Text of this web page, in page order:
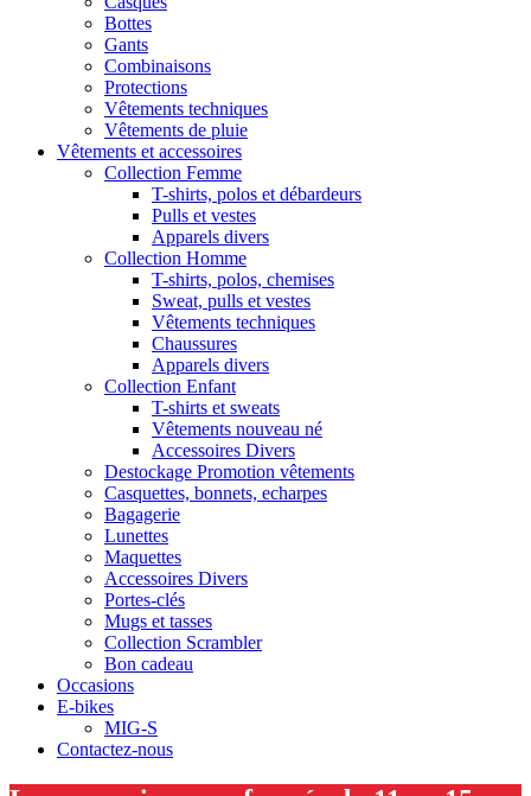
Bottes
Gants
Combinaisons
Protections
Vêtements techniques
Vêtements de pluie
Vêtements et accessoires
Collection Femme
T-shirts, polos et débardeurs
Pulls et vestes
Apparels divers
Collection Homme
T-shirts, polos, chemises
Sweat, pulls et vestes
Vêtements techniques
Chaussures
Apparels divers
Collection Enfant
T-shirts et sweats
Vêtements nouveau né
Accessoires Divers
Destockage Promotion vêtements
Casquettes, bonnets, echarpes
Bagagerie
Lunettes
Maquettes
Accessoires Divers
Portes-clés
Mugs et tasses
Collection Scrambler
Bon cadeau
Occasions
E-bikes
MIG-S
Contactez-nous